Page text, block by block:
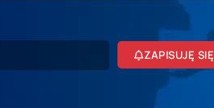
ZAPISUJĘ SIĘ